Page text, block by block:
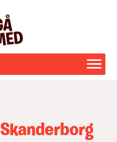
Skanderborg